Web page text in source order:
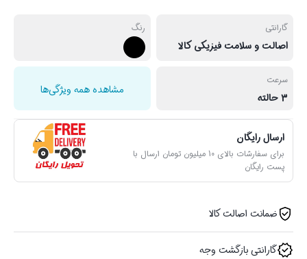
گارانتی
اصالت و سلامت فیزیکی کالا
رنگ
سرعت
3 حالته
مشاهده همه ویژگی‌ها
ارسال رایگان
برای سفارشات بالای 10 میلیون تومان ارسال با
پست رایگان
ضمانت اصالت کالا
گارانتی بازگشت وجه